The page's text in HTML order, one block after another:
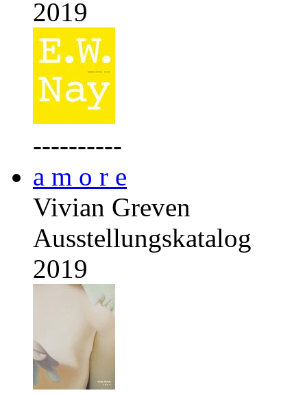
2019
----------
a m o r e
Vivian Greven
Ausstellungskatalog
2019